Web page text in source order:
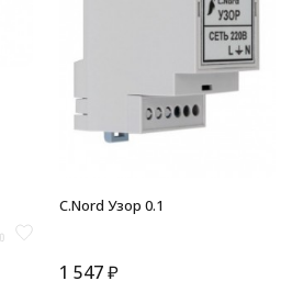
C.Nord Узор 0.1
1 547₽